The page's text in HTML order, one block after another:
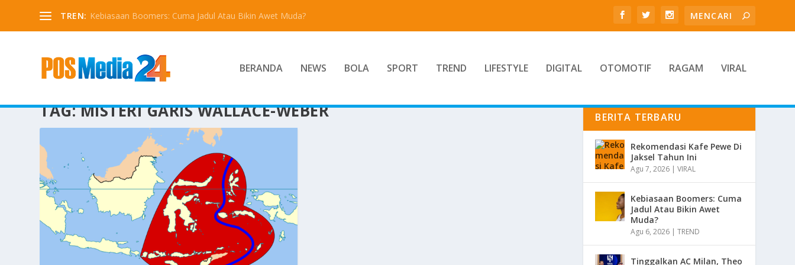
TREN: Kebiasaan Boomers: Cuma Jadul Atau Bikin Awet Muda?
BERANDA NEWS BOLA SPORT TREND LIFESTYLE DIGITAL OTOMOTIF RAGAM VIRAL
TAG:MISTERI GARIS WALLACE-WEBER BERITA TERBARU
Rekomendasi Kafe Pewe Di
Jaksel Tahun Ini
Agu 7, 2026 |VIRAL
Kebiasaan Boomers: Cuma
Jadul Atau Bikin Awet
Muda?
Agu 6, 2026 |TREND
Tinggalkan AC Milan, Theo